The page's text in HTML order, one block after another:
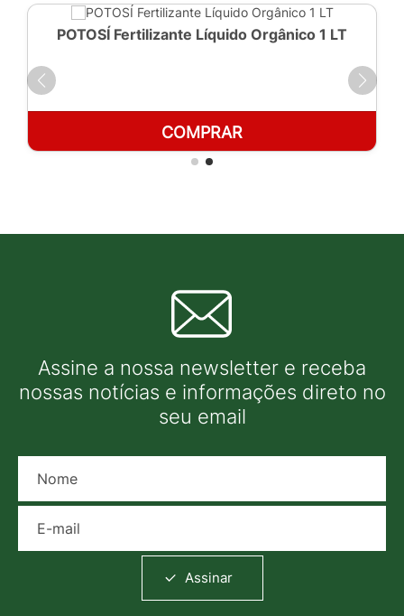
POTOSÍ Fertilizante Líquido Orgânico 1 LT
COMPRAR
Assine a nossa newsletter e receba
nossas notícias e informações direto no
seu email
Assinar